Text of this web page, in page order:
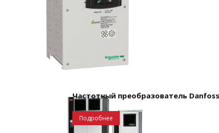
Частотный преобразователь
Подробнее